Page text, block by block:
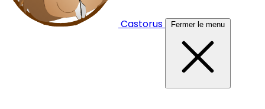
Castorus Fermer le menu